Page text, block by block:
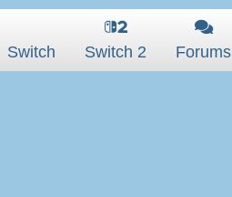
Switch Switch 2 Forums